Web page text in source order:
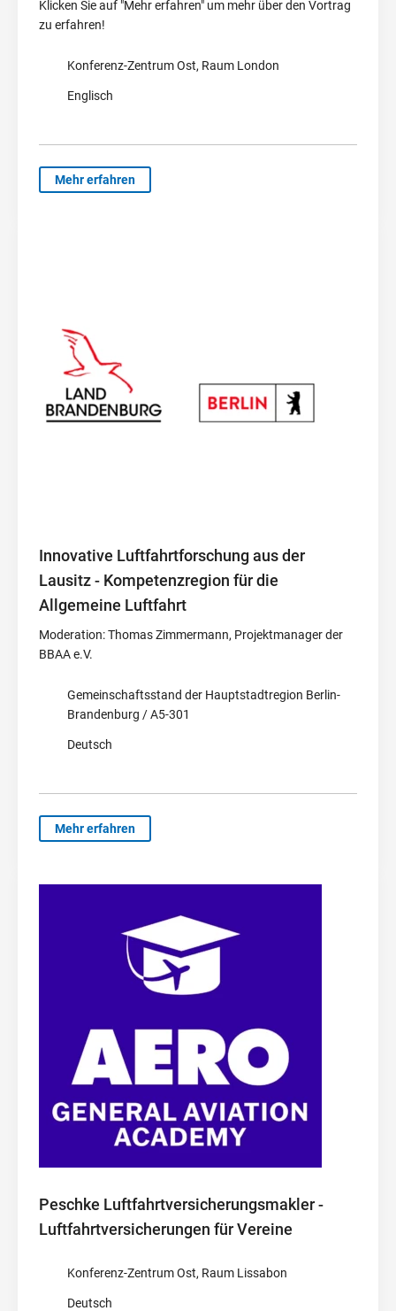
Klicken Sie auf "Mehr erfahren" um mehr über den Vortrag
zu erfahren!
Konferenz-Zentrum Ost, Raum London
Englisch
Mehr erfahren
Innovative Luftfahrtforschung aus der
Lausitz - Kompetenzregion für die
Allgemeine Luftfahrt
Moderation: Thomas Zimmermann, Projektmanager der
BBAA e.V.
Gemeinschaftsstand der Hauptstadtregion Berlin-
Brandenburg / A5-301
Deutsch
Mehr erfahren
Peschke Luftfahrtversicherungsmakler -
Luftfahrtversicherungen für Vereine
Konferenz-Zentrum Ost, Raum Lissabon
Deutsch